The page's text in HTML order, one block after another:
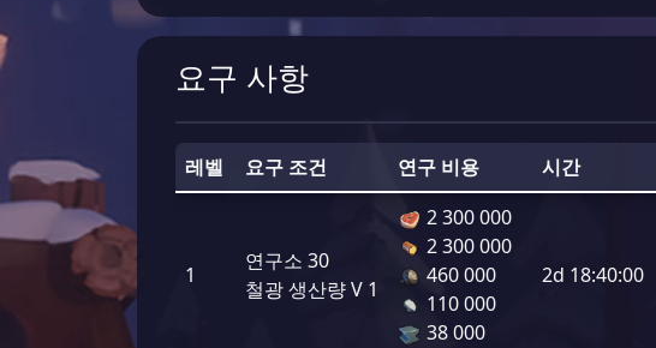
요구 사항
레벨 요구 조건 연구 비용 시간
1
연구소 30
철광 생산량 V 1
2 300 000
2 300 000
460 000
110 000
38 000
2d 18:40:00